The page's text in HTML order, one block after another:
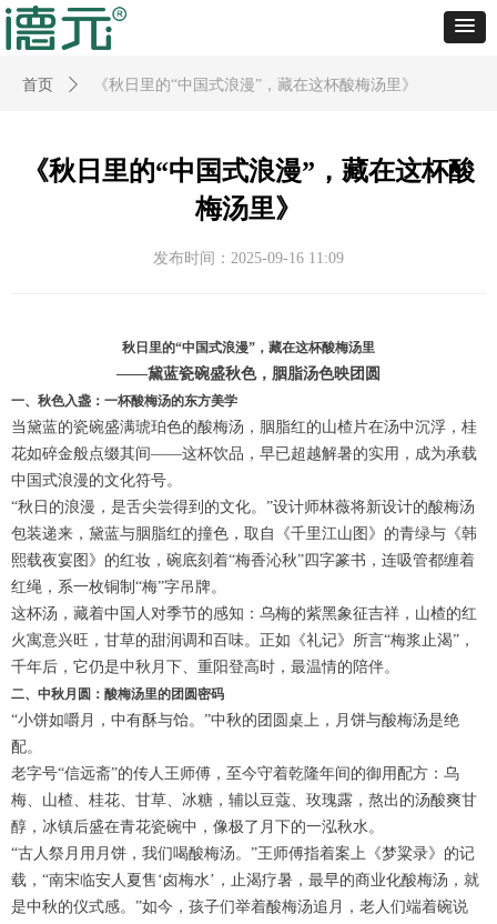
首页 ꄲ 《秋日里的“中国式浪漫”，藏在这杯酸梅汤里》
《秋日里的“中国式浪漫”，藏在这杯酸
梅汤里》
秋日里的“中国式浪漫”，藏在这杯酸梅汤里
——黛蓝瓷碗盛秋色，胭脂汤色映团圆
一、秋色入盏：一杯酸梅汤的东方美学
当黛蓝的瓷碗盛满琥珀色的酸梅汤，胭脂红的山楂片在汤中沉浮，桂
花如碎金般点缀其间——这杯饮品，早已超越解暑的实用，成为承载
中国式浪漫的文化符号。
“秋日的浪漫，是舌尖尝得到的文化。”设计师林薇将新设计的酸梅汤
包装递来，黛蓝与胭脂红的撞色，取自《千里江山图》的青绿与《韩
熙载夜宴图》的红妆，碗底刻着“梅香沁秋”四字篆书，连吸管都缠着
红绳，系一枚铜制“梅”字吊牌。
这杯汤，藏着中国人对季节的感知：乌梅的紫黑象征吉祥，山楂的红
火寓意兴旺，甘草的甜润调和百味。正如《礼记》所言“梅浆止渴”，
千年后，它仍是中秋月下、重阳登高时，最温情的陪伴。
二、中秋月圆：酸梅汤里的团圆密码
“小饼如嚼月，中有酥与饴。”中秋的团圆桌上，月饼与酸梅汤是绝
配。
老字号“信远斋”的传人王师傅，至今守着乾隆年间的御用配方：乌
梅、山楂、桂花、甘草、冰糖，辅以豆蔻、玫瑰露，熬出的汤酸爽甘
醇，冰镇后盛在青花瓷碗中，像极了月下的一泓秋水。
“古人祭月用月饼，我们喝酸梅汤。”王师傅指着案上《梦粱录》的记
载，“南宋临安人夏售‘卤梅水’，止渴疗暑，最早的商业化酸梅汤，就
是中秋的仪式感。”如今，孩子们举着酸梅汤追月，老人们端着碗说
发布时间： 2025-09-16 11:09